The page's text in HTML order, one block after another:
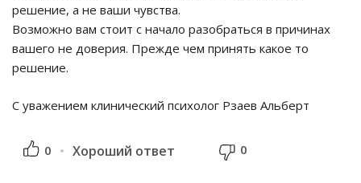
решение, а не ваши чувства.
Возможно вам стоит с начало разобраться в причинах
вашего не доверия. Прежде чем принять какое то
решение.
С уважением клинический психолог Рзаев Альберт
0 Хороший ответ 0